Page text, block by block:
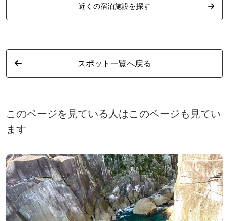
近くの宿泊施設を探す
スポット一覧へ戻る
このページを見ている人はこのページも見てい
ます